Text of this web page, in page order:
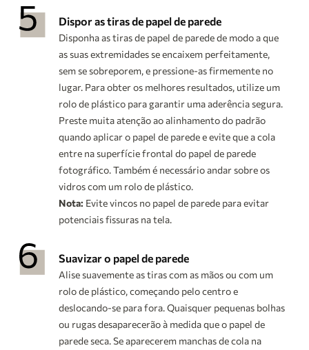
Dispor as tiras de papel de parede
Disponha as tiras de papel de parede de modo a que
as suas extremidades se encaixem perfeitamente,
sem se sobreporem, e pressione-as firmemente no
lugar. Para obter os melhores resultados, utilize um
rolo de plástico para garantir uma aderência segura.
Preste muita atenção ao alinhamento do padrão
quando aplicar o papel de parede e evite que a cola
entre na superfície frontal do papel de parede
fotográfico. Também é necessário andar sobre os
vidros com um rolo de plástico.
Nota: Evite vincos no papel de parede para evitar
potenciais fissuras na tela.
Suavizar o papel de parede
Alise suavemente as tiras com as mãos ou com um
rolo de plástico, começando pelo centro e
deslocando-se para fora. Quaisquer pequenas bolhas
ou rugas desaparecerão à medida que o papel de
parede seca. Se aparecerem manchas de cola na